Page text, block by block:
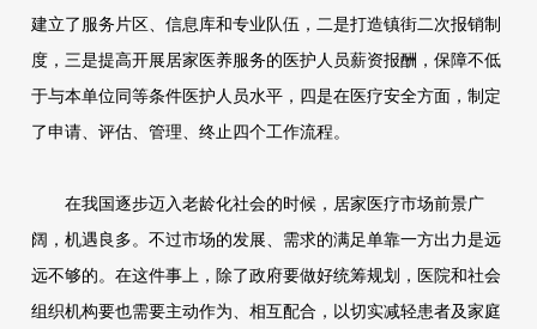
建立了服务片区、信息库和专业队伍，二是打造镇街二次报销制
度，三是提高开展居家医养服务的医护人员薪资报酬，保障不低
于与本单位同等条件医护人员水平，四是在医疗安全方面，制定
了申请、评估、管理、终止四个工作流程。
在我国逐步迈入老龄化社会的时候，居家医疗市场前景广
阔，机遇良多。不过市场的发展、需求的满足单靠一方出力是远
远不够的。在这件事上，除了政府要做好统筹规划，医院和社会
组织机构要也需要主动作为、相互配合，以切实减轻患者及家庭